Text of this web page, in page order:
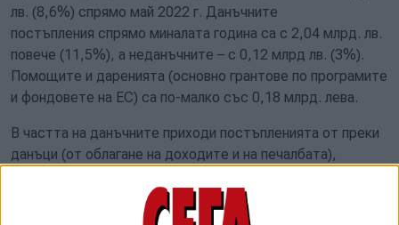
лв. (8,6%) спрямо май 2022 г. Данъчните
постъпления спрямо миналата година са с 2,04 млрд. лв.
повече (11,5%), а неданъчните – с 0,12 млрд лв. (3%).
Помощите и даренията (основно грантове по програмите
и фондовете на ЕС) са по-малко със 0,18 млрд. лева.
В частта на данъчните приходи постъпленията от преки
данъци (от облагане на доходите и на печалбата),
добри темпове, докато при косвените данъци се отчита
по-умерен ръст, основно поради
по-ниски